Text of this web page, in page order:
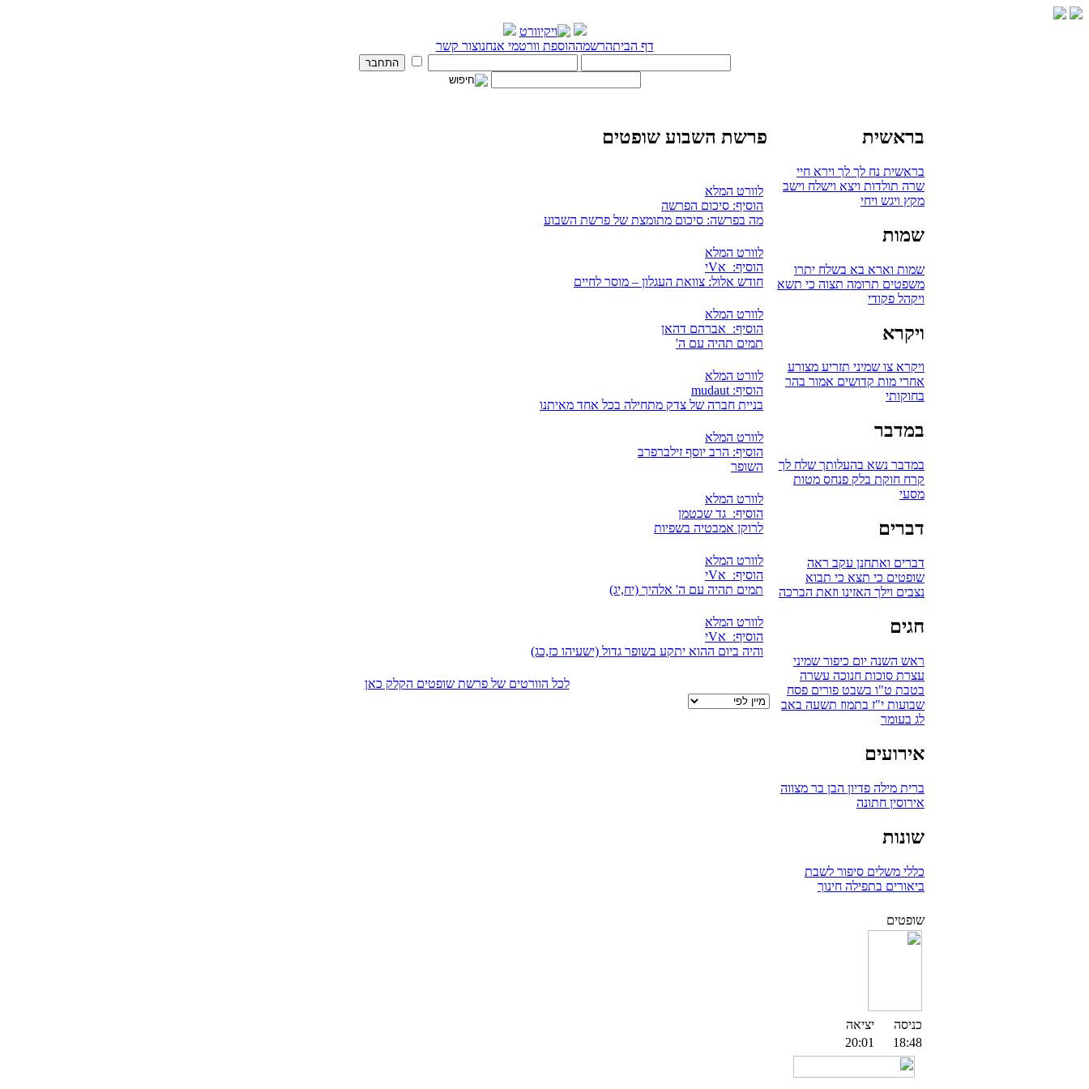
דף הביתהרשמההוספת וורטמי אנחנוצור קשר
בראשית
בראשית נח לך לך וירא חיי
שרה תולדות ויצא וישלח וישב
מקץ ויגש ויחי
שמות
שמות וארא בא בשלח יתרו
משפטים תרומה תצוה כי תשא
ויקהל פקודי
ויקרא
ויקרא צו שמיני תזריע מצורע
אחרי מות קדושים אמור בהר
בחוקותי
במדבר
במדבר נשא בהעלותך שלח לך
קרח חוקת בלק פנחס מטות
מסעי
דברים
דברים ואתחנן עקב ראה
שופטים כי תצא כי תבוא
נצבים וילך האזינו וזאת הברכה
חגים
ראש השנה יום כיפור שמיני
עצרת סוכות חנוכה עשרה
בטבת ט"ו בשבט פורים פסח
שבועות י"ז בתמוז תשעה באב
לג בעומר
אירועים
ברית מילה פדיון הבן בר מצווה
אירוסין חתונה
שונות
כללי משלים סיפור לשבת
ביאורים בתפילה חינוך
שופטים
כניסה
יציאה
18:48
20:01
פרשת השבוע שופטים
לוורט המלא
הוסיף: סיכום הפרשה
מה בפרשה: סיכום מתומצת של פרשת השבוע
לוורט המלא
הוסיף: אVי
חודש אלול: צוואת העגלון – מוסר לחיים
לוורט המלא
הוסיף: אברהם דהאן
תמים תהיה עם ה'
לוורט המלא
הוסיף: mudaut
בניית חברה של צדק מתחילה בכל אחד מאיתנו
לוורט המלא
הוסיף: הרב יוסף זילברפרב
השופר
לוורט המלא
הוסיף: גד שכטמן
לרוקן אמבטיה בשפיות
לוורט המלא
הוסיף: אVי
תמים תהיה עם ה' אלהיך (יח,יג)
לוורט המלא
הוסיף: אVי
והיה ביום ההוא יתקע בשופר גדול (ישעיהו כז,כג)
לכל הוורטים של פרשת שופטים הקלק כאן